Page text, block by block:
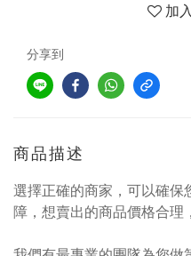
加
分享到
商品描述
選擇正確的商家，可以確保
障，想賣出的商品價格合理